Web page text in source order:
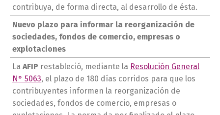
contribuya, de forma directa, al desarrollo de ésta.
Nuevo plazo para informar la reorganización de
sociedades, fondos de comercio, empresas o
explotaciones
La AFIP restableció, mediante la Resolución General
N° 5063, el plazo de 180 días corridos para que los
contribuyentes informen la reorganización de
sociedades, fondos de comercio, empresas o